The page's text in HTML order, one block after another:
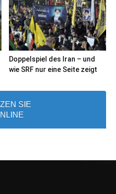
Doppelspiel des Iran – und
wie SRF nur eine Seite zeigt
SIE